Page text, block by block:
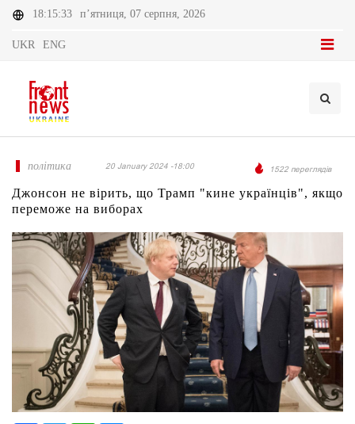
18:15:33 п’ятниця, 07 серпня, 2026
UKR ENG
політика 20 January 2024 -18:00 1522 переглядів
Джонсон не вірить, що Трамп "кине українців", якщо
переможе на виборах